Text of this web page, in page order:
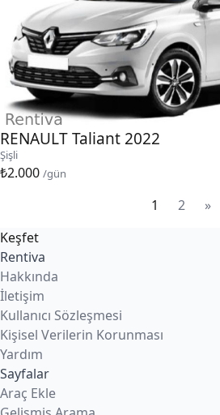
RENAULT Taliant 2022
Şişli
₺2.000 /gün
1 2
»
Keşfet
Rentiva
Hakkında
İletişim
Kullanıcı Sözleşmesi
Kişisel Verilerin Korunması
Yardım
Sayfalar
Araç Ekle